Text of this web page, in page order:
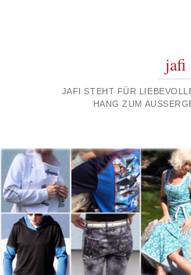
jafi
JAFI STEHT FÜR
HANG ZUM